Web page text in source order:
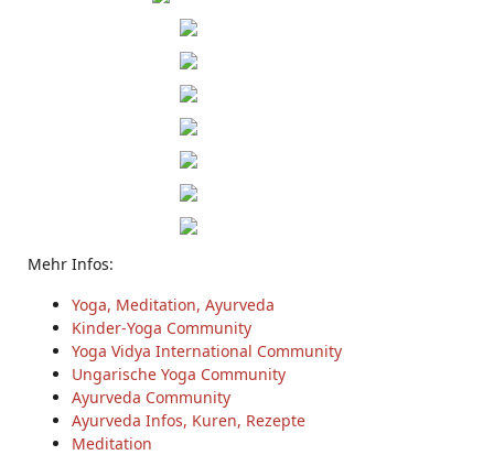
Mehr Infos:
Yoga, Meditation, Ayurveda
Kinder-Yoga Community
Yoga Vidya International Community
Ungarische Yoga Community
Ayurveda Community
Ayurveda Infos, Kuren, Rezepte
Meditation